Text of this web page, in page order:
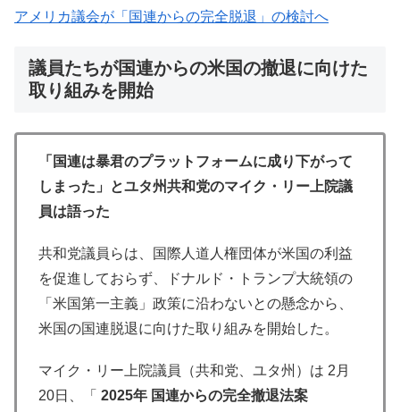
アメリカ議会が「国連からの完全脱退」の検討へ
議員たちが国連からの米国の撤退に向けた
取り組みを開始
「国連は暴君のプラットフォームに成り下がって
しまった」とユタ州共和党のマイク・リー上院議
員は語った
共和党議員らは、国際人道人権団体が米国の利益
を促進しておらず、ドナルド・トランプ大統領の
「米国第一主義」政策に沿わないとの懸念から、
米国の国連脱退に向けた取り組みを開始した。
マイク・リー上院議員（共和党、ユタ州）は 2月
20日、「 2025年 国連からの完全撤退法案